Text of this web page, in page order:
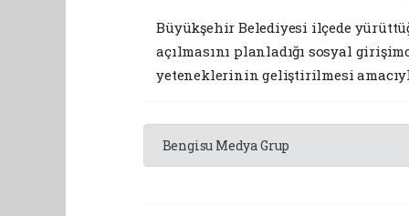
Büyükşehir Belediyesi ilçede
açılmasını planladığı sosyal
yeteneklerinin geliştirilmesi
Bengisu Medya Grup